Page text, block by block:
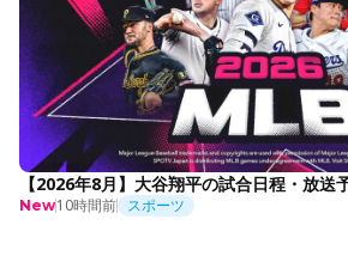
【2026年8月】大谷翔平の試合日程・放送
New10時間前 スポーツ